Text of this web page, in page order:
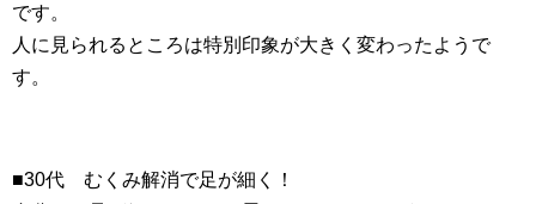
です。
人に見られるところは特別印象が大きく変わったようで
す。
■30代 むくみ解消で足が細く！